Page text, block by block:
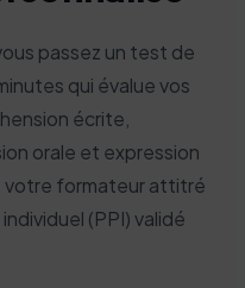
passez un test de
qui évalue vos
écrite,
orale et expression
votre formateur attitré
(PPI) validé